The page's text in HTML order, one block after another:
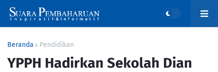
Beranda Pendidikan
YPPH Hadirkan Sekolah Dian